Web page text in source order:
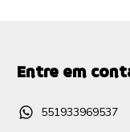
Entre em
551933969537